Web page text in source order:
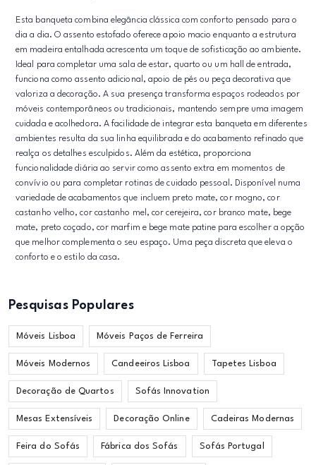
Esta banqueta combina elegância clássica com conforto pensado para o
dia a dia. O assento estofado oferece apoio macio enquanto a estrutura
em madeira entalhada acrescenta um toque de sofisticação ao ambiente.
Ideal para completar uma sala de estar, quarto ou um hall de entrada,
funciona como assento adicional, apoio de pés ou peça decorativa que
valoriza a decoração. A sua presença transforma espaços rodeados por
móveis contemporâneos ou tradicionais, mantendo sempre uma imagem
cuidada e acolhedora. A facilidade de integrar esta banqueta em diferentes
ambientes resulta da sua linha equilibrada e do acabamento refinado que
realça os detalhes esculpidos. Além da estética, proporciona
funcionalidade diária ao servir como assento extra em momentos de
convívio ou para completar rotinas de cuidado pessoal. Disponível numa
variedade de acabamentos que incluem preto mate, cor mogno, cor
castanho velho, cor castanho mel, cor cerejeira, cor branco mate, bege
mate, preto coçado, cor marfim e bege mate patine para escolher a opção
que melhor complementa o seu espaço. Uma peça discreta que eleva o
conforto e o estilo da casa.
Pesquisas Populares
Móveis Lisboa Móveis Paços de Ferreira
Móveis Modernos Candeeiros Lisboa Tapetes Lisboa
Decoração de Quartos Sofás Innovation
Mesas Extensíveis Decoração Online Cadeiras Modernas
Feira do Sofás Fábrica dos Sofás Sofás Portugal